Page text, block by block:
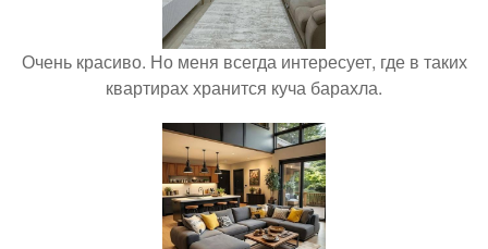
Очень красиво. Но меня всегда интересует, где в таких
квартирах хранится куча барахла.